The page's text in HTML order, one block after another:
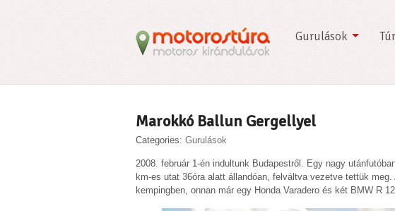
Gurulások
Marokkó Ballun Gergellyel
Categories: Gurulások
2008. február 1-én indultunk Budapestről. Egy nagy
km-es utat 36óra alatt állandóan, felváltva vezetve tettük
kempingben, onnan már egy Honda Varadero és két BMW R